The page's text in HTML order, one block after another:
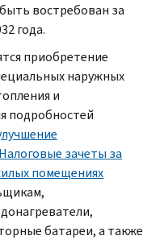
востребован за
года.
приобретение
наружных
и
подробностей
Налоговые зачеты за
помещениях
батареи, а также